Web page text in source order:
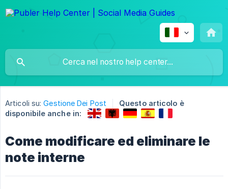
Articoli su: Gestione Dei Post
Questo articolo è
disponibile anche in:
Come modificare ed eliminare le
note interne